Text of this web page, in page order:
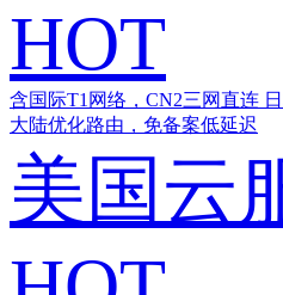
HOT
含国际T1网络，CN2三网直连
大陆优化路由，免备案低延迟
美国云